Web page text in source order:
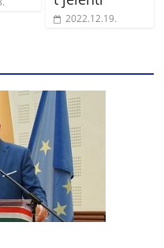
2022.12.19.